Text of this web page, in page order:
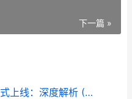
下一篇 »
王者荣耀新英雄什么时候正式上线：深度解析 (05月13日解读)